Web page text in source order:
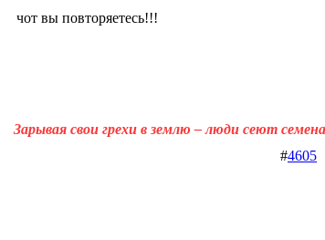
чот вы повторяетесь!!!
Зарывая свои грехи в землю – люди сеют
#4605